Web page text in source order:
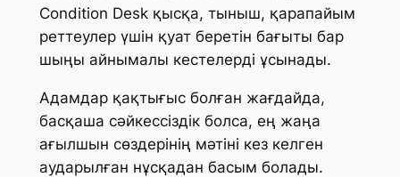
Condition Desk қысқа, тыныш, қарапайым
реттеулер үшін қуат беретін бағыты бар
шыңы айнымалы кестелерді ұсынады.
Адамдар қақтығыс болған жағдайда,
басқаша сәйкессіздік болса, ең жаңа
ағылшын сөздерінің мәтіні кез келген
аударылған нұсқадан басым болады.